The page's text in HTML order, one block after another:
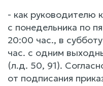
- как руководителю
с понедельника по
20:00 час., в
час. с одним
(л.д. 50, 91).
от подписания